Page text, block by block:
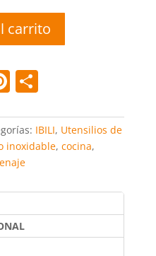
carrito
Pi
er
e
st
C
m
p
tir
IBILI, Utensilios de
inoxidable, cocina,